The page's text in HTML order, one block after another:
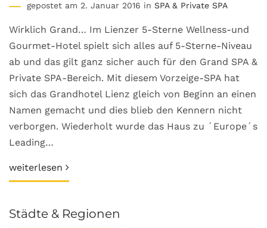
gepostet am 2. Januar 2016 in SPA & Private SPA
Wirklich Grand… Im Lienzer 5-Sterne Wellness-und
Gourmet-Hotel spielt sich alles auf 5-Sterne-Niveau
ab und das gilt ganz sicher auch für den Grand SPA &
Private SPA-Bereich. Mit diesem Vorzeige-SPA hat
sich das Grandhotel Lienz gleich von Beginn an einen
Namen gemacht und dies blieb den Kennern nicht
verborgen. Wiederholt wurde das Haus zu ´Europe´s
Leading…
weiterlesen
Städte & Regionen